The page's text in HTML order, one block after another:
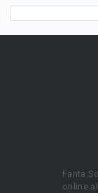
online